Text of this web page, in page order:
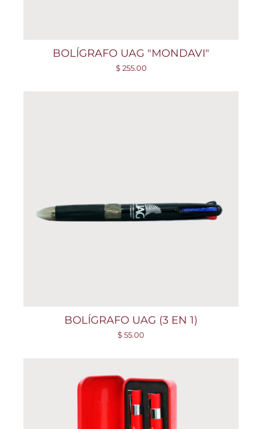
BOLÍGRAFO UAG "MONDAVI"
$ 255.00
BOLÍGRAFO UAG (3 EN 1)
$ 55.00